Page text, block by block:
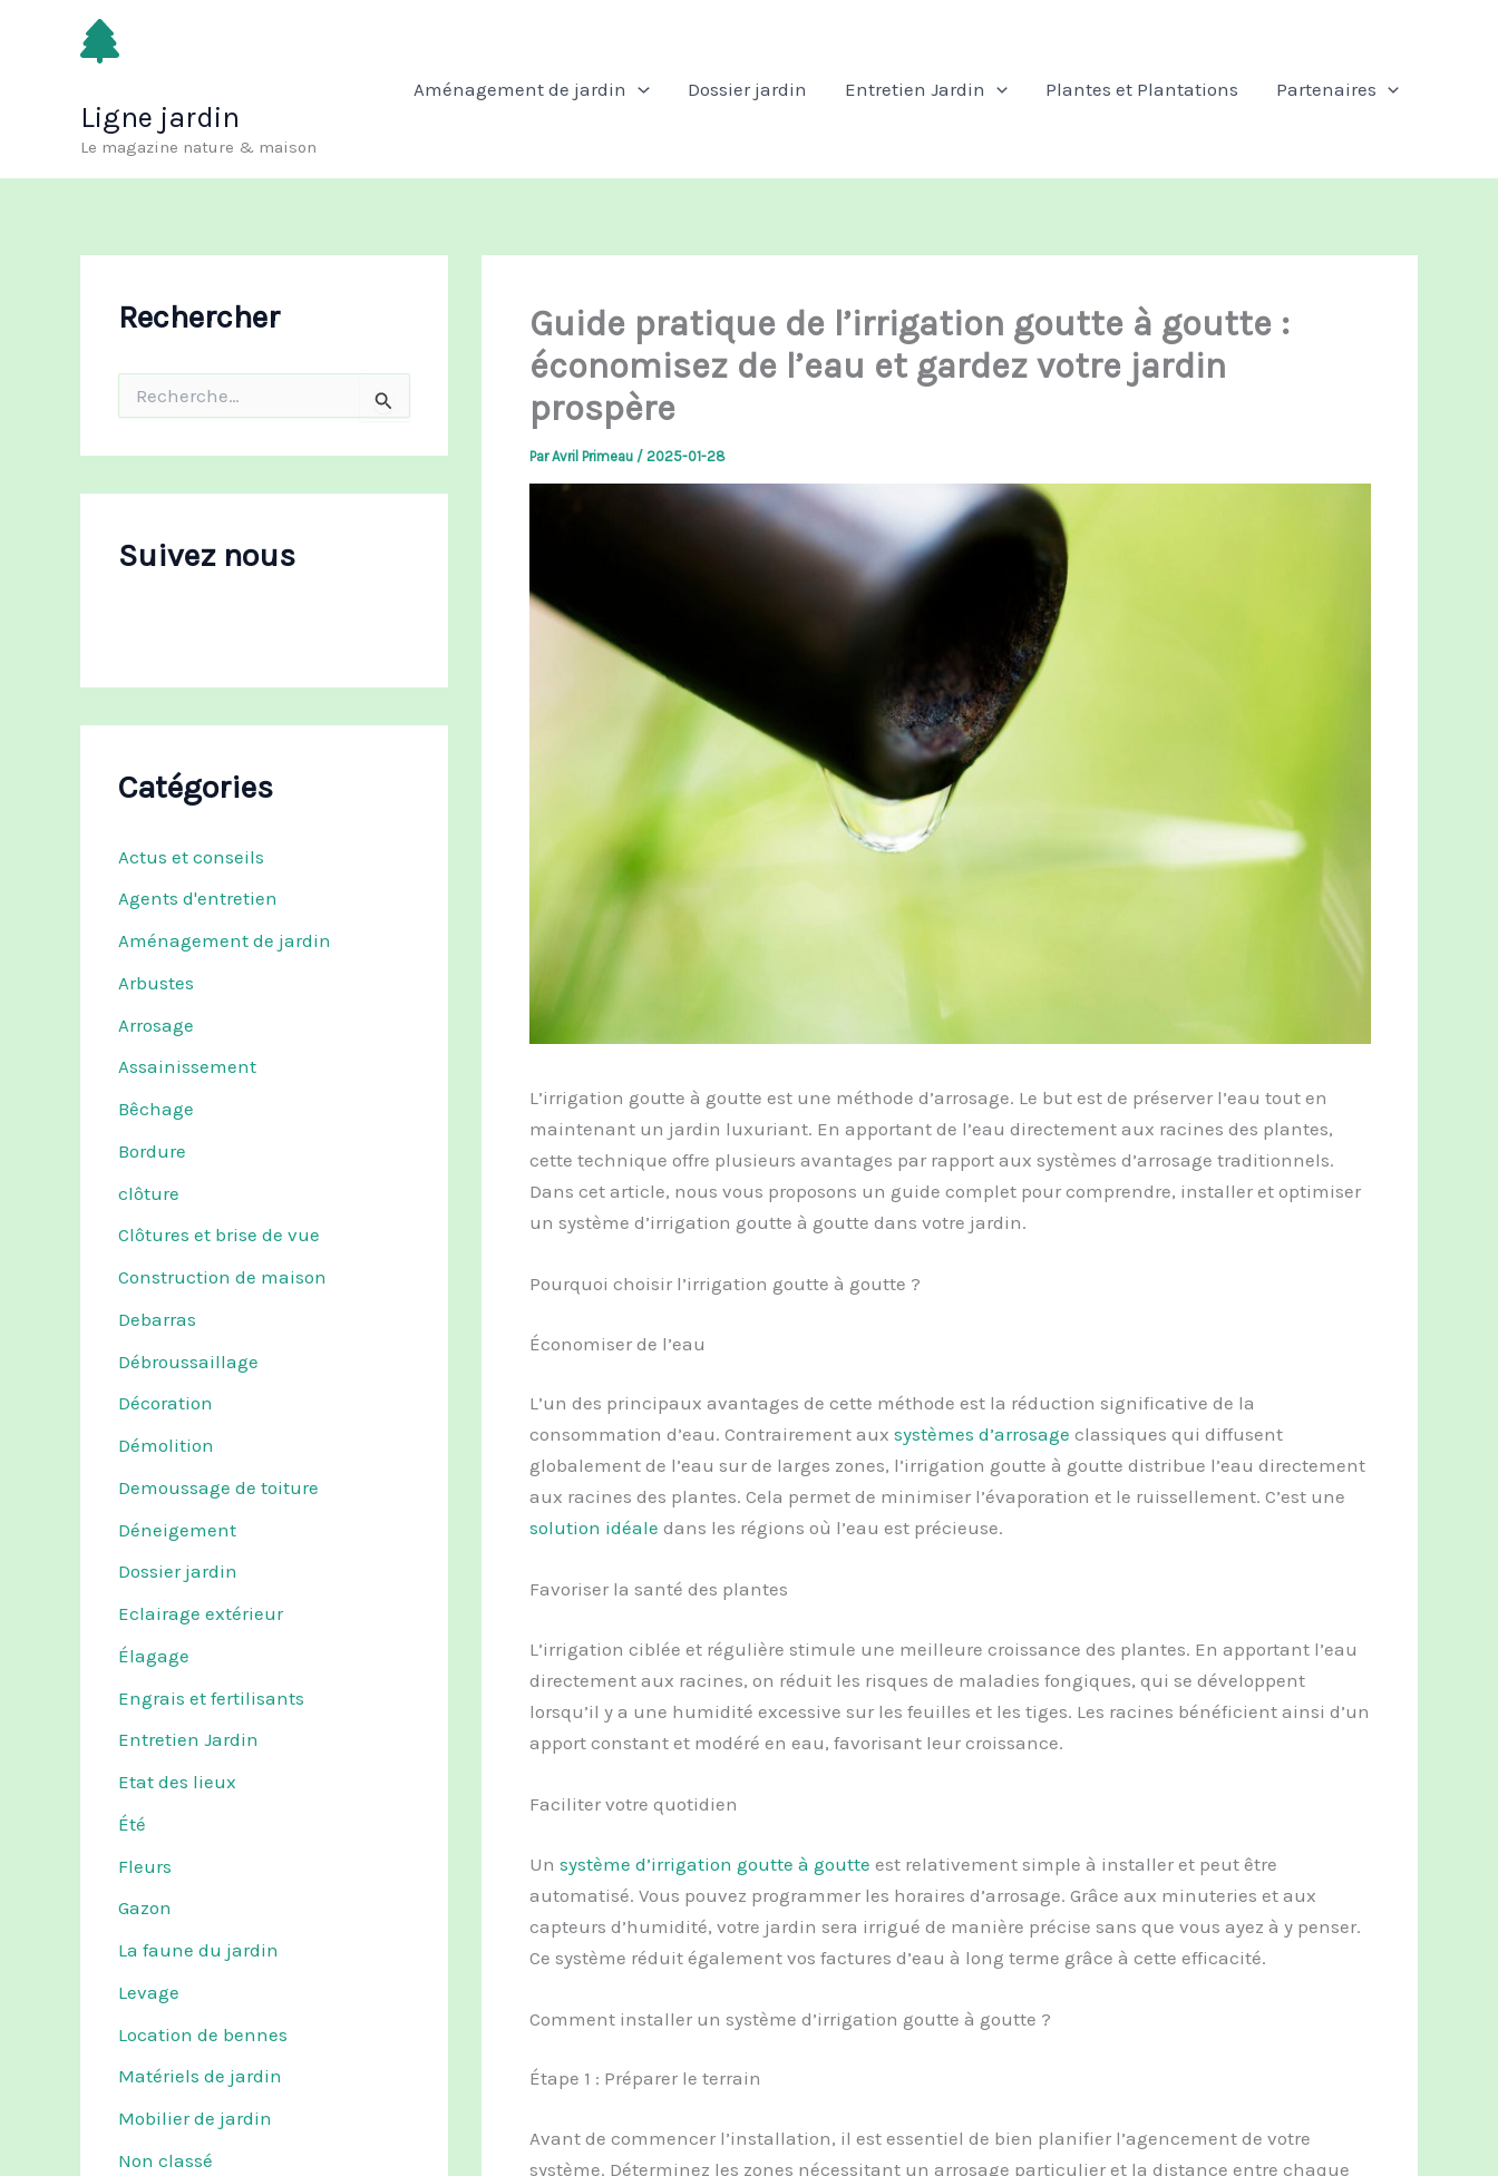
Ligne jardin
Le magazine nature & maison
Aménagement de jardin Dossier jardin Entretien Jardin Plantes et Plantations Partenaires
Rechercher
r
eSuivez nous
Catégories
Actus et conseils
Agents d'entretien
Aménagement de jardin
Arbustes
Arrosage
Assainissement
Bêchage
Bordure
clôture
Clôtures et brise de vue
Construction de maison
Debarras
Débroussaillage
Décoration
Démolition
Demoussage de toiture
Déneigement
Dossier jardin
Eclairage extérieur
Élagage
Engrais et fertilisants
Entretien Jardin
Etat des lieux
Été
Fleurs
Gazon
La faune du jardin
Levage
Location de bennes
Matériels de jardin
Mobilier de jardin
Non classé
Guide pratique de l’irrigation goutte à goutte :
économisez de l’eau et gardez votre jardin
prospère
ParAvril Primeau / 2025-01-28
L’irrigation goutte à goutte est une méthode d’arrosage. Le but est de préserver l’eau tout en
maintenant un jardin luxuriant. En apportant de l’eau directement aux racines des plantes,
cette technique offre plusieurs avantages par rapport aux systèmes d’arrosage traditionnels.
Dans cet article, nous vous proposons un guide complet pour comprendre, installer et optimiser
un système d’irrigation goutte à goutte dans votre jardin.
Pourquoi choisir l’irrigation goutte à goutte ?
Économiser de l’eau
L’un des principaux avantages de cette méthode est la réduction significative de la
consommation d’eau. Contrairement aux systèmes d’arrosage classiques qui diffusent
globalement de l’eau sur de larges zones, l’irrigation goutte à goutte distribue l’eau directement
aux racines des plantes. Cela permet de minimiser l’évaporation et le ruissellement. C’est une
solution idéale dans les régions où l’eau est précieuse.
Favoriser la santé des plantes
L’irrigation ciblée et régulière stimule une meilleure croissance des plantes. En apportant l’eau
directement aux racines, on réduit les risques de maladies fongiques, qui se développent
lorsqu’il y a une humidité excessive sur les feuilles et les tiges. Les racines bénéficient ainsi d’un
apport constant et modéré en eau, favorisant leur croissance.
Faciliter votre quotidien
Un système d’irrigation goutte à goutte est relativement simple à installer et peut être
automatisé. Vous pouvez programmer les horaires d’arrosage. Grâce aux minuteries et aux
capteurs d’humidité, votre jardin sera irrigué de manière précise sans que vous ayez à y penser.
Ce système réduit également vos factures d’eau à long terme grâce à cette efficacité.
Comment installer un système d’irrigation goutte à goutte ?
Étape 1 : Préparer le terrain
Avant de commencer l’installation, il est essentiel de bien planifier l’agencement de votre
système. Déterminez les zones nécessitant un arrosage particulier et la distance entre chaque